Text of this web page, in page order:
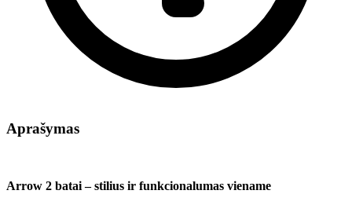
Aprašymas
Arrow 2 batai – stilius ir funkcionalumas viename